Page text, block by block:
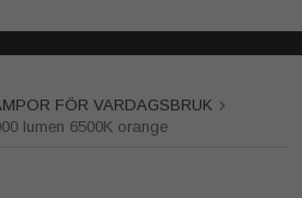
FÖR VARDAGSBRUK
lumen 6500K orange